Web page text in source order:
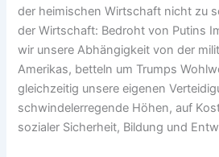
der heimischen Wirtschaft nicht zu
der Wirtschaft: Bedroht von Putins
wir unsere Abhängigkeit von der
Amerikas, betteln um Trumps
gleichzeitig unsere eigenen
schwindelerregende Höhen, auf
sozialer Sicherheit, Bildung und